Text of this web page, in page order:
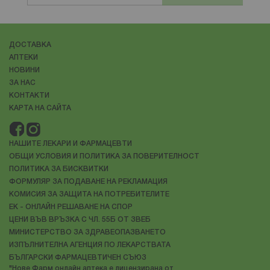
контрол върху състоянието.
Какво представляват невродегенеративните
ДОСТАВКА
АПТЕКИ
НОВИНИ
ЗА НАС
КОНТАКТИ
КАРТА НА САЙТА
НАШИТЕ ЛЕКАРИ И ФАРМАЦЕВТИ
ОБЩИ УСЛОВИЯ И ПОЛИТИКА ЗА ПОВЕРИТЕЛНОСТ
ПОЛИТИКА ЗА БИСКВИТКИ
ФОРМУЛЯР ЗА ПОДАВАНЕ НА РЕКЛАМАЦИЯ
КОМИСИЯ ЗА ЗАЩИТА НА ПОТРЕБИТЕЛИТЕ
ЕК - ОНЛАЙН РЕШАВАНЕ НА СПОР
ЦЕНИ ВЪВ ВРЪЗКА С ЧЛ. 55Б ОТ ЗВЕБ
МИНИСТЕРСТВО ЗА ЗДРАВЕОПАЗВАНЕТО
ИЗПЪЛНИТЕЛНА АГЕНЦИЯ ПО ЛЕКАРСТВАТА
БЪЛГАРСКИ ФАРМАЦЕВТИЧЕН СЪЮЗ
"Нове Фарм онлайн аптека е лицензирана от